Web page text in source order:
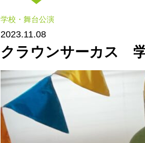
学校・舞台公演
2023.11.08
クラウンサーカス